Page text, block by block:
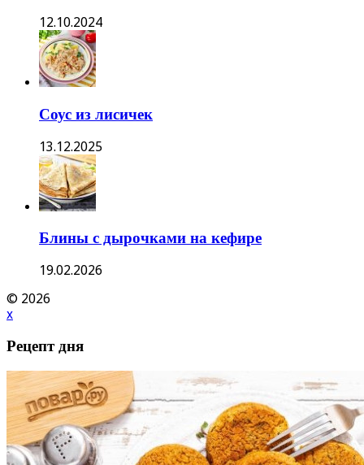
12.10.2024
Соус из лисичек
13.12.2025
Блины с дырочками на кефире
19.02.2026
© 2026
x
Рецепт дня